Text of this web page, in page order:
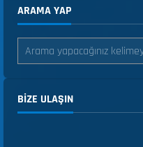
ARAMA YAP
BIZE ULAŞIN